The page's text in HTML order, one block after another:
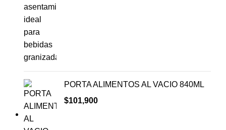
PORTA ALIMENTOS AL VACIO 840ML
$101,900